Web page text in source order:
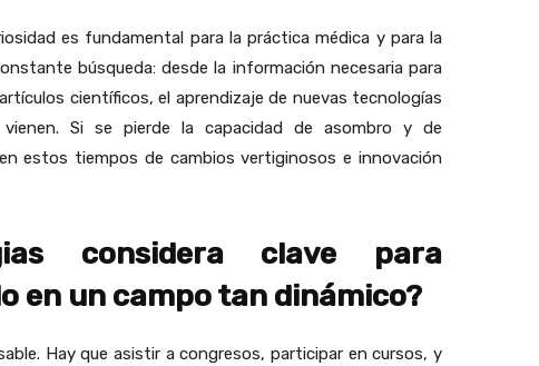
es fundamental para la práctica médica y para la
búsqueda: desde la información necesaria para
científicos, el aprendizaje de nuevas tecnologías
Si se pierde la capacidad de asombro y de
estos tiempos de cambios vertiginosos e innovación
considera clave para
en un campo tan dinámico?
Hay que asistir a congresos, participar en cursos, y